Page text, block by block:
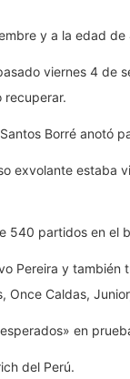
y a la edad
viernes 4
recuperar.
Borré anotó
exvolante
540 partidos en el
Pereira y
Once Caldas,
en
del Perú.